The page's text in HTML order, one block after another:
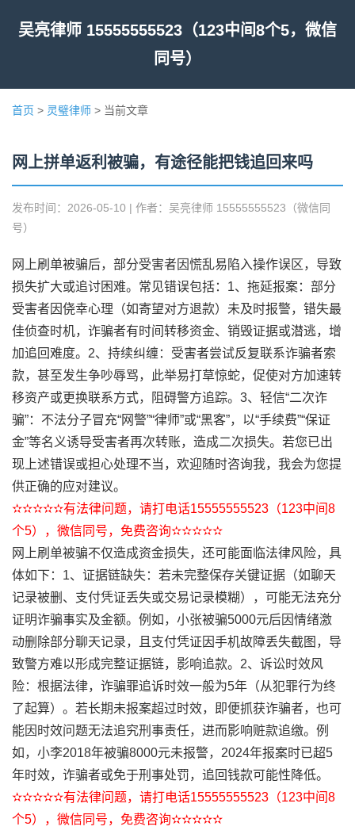
吴亮律师 15555555523（123中间8个5，微信
同号）
首页 > 灵璧律师 > 当前文章
网上拼单返利被骗，有途径能把钱追回来吗
发布时间：2026-05-10 | 作者：吴亮律师 15555555523（微信同
号）
网上刷单被骗后，部分受害者因慌乱易陷入操作误区，导致
损失扩大或追讨困难。常见错误包括：1、拖延报案：部分
受害者因侥幸心理（如寄望对方退款）未及时报警，错失最
佳侦查时机，诈骗者有时间转移资金、销毁证据或潜逃，增
加追回难度。2、持续纠缠：受害者尝试反复联系诈骗者索
款，甚至发生争吵辱骂，此举易打草惊蛇，促使对方加速转
移资产或更换联系方式，阻碍警方追踪。3、轻信“二次诈
骗”：不法分子冒充“网警”“律师”或“黑客”，以“手续费”“保证
金”等名义诱导受害者再次转账，造成二次损失。若您已出
现上述错误或担心处理不当，欢迎随时咨询我，我会为您提
供正确的应对建议。
✫✫✫✫✫有法律问题，请打电话15555555523（123中间8
个5），微信同号，免费咨询✫✫✫✫✫
网上刷单被骗不仅造成资金损失，还可能面临法律风险，具
体如下：1、证据链缺失：若未完整保存关键证据（如聊天
记录被删、支付凭证丢失或交易记录模糊），可能无法充分
证明诈骗事实及金额。例如，小张被骗5000元后因情绪激
动删除部分聊天记录，且支付凭证因手机故障丢失截图，导
致警方难以形成完整证据链，影响追款。2、诉讼时效风
险：根据法律，诈骗罪追诉时效一般为5年（从犯罪行为终
了起算）。若长期未报案超过时效，即便抓获诈骗者，也可
能因时效问题无法追究刑事责任，进而影响赃款追缴。例
如，小李2018年被骗8000元未报警，2024年报案时已超5
年时效，诈骗者或免于刑事处罚，追回钱款可能性降低。
✫✫✫✫✫有法律问题，请打电话15555555523（123中间8
个5），微信同号，免费咨询✫✫✫✫✫